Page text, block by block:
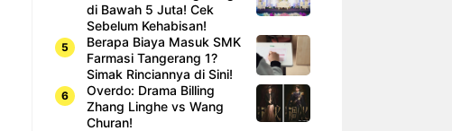
di Bawah 5 Juta! Cek
Sebelum Kehabisan!
Berapa Biaya Masuk SMK
Farmasi Tangerang 1?
Simak Rinciannya di Sini!
Overdo: Drama Billing
Zhang Linghe vs Wang
Churan!